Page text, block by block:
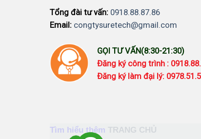
Tổng đài tư vấn: 0918.88.87.86
Email: congtysuretech@gmail.com
GỌI TƯ VẤN(8:30-21:30)
Đăng ký công trình :
Đăng ký làm đại lý:
Tìm hiểu thêm TRANG CHỦ